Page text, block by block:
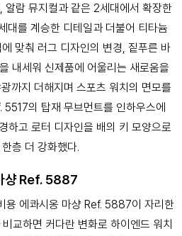
알람 뮤지컬과 같은 2세대에서 확장한
대를 계승한 디테일과 더불어 티타늄
맞춰 러그 디자인의 변경, 짙푸른 바
내세워 신제품에 어울리는 새로움을
까지 더해지며 스포츠 워치의 면모를
5517의 탑재 무브먼트를 인하우스에
하고 로터 디자인을 배의 키 모양으로
층 더 강화했다.
샹 Ref. 5887
용 에콰시옹 마샹 Ref. 5887이 자리한
교하면 커다란 변화로 하이엔드 워치